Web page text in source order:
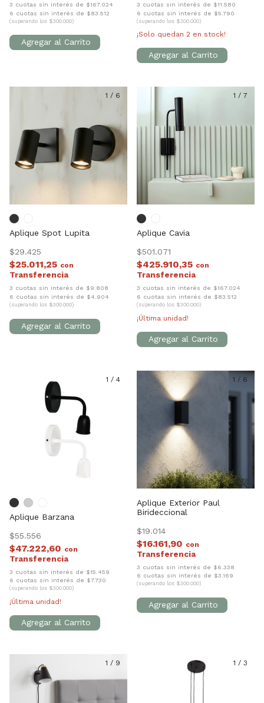
3 cuotas sin interés de $167.024
6 cuotas sin interés de $83.512
(superando los $300.000)
3 cuotas sin interés de $11.580
6 cuotas sin interés de $5.790
(superando los $300.000)
¡Solo quedan 2 en stock!
1 / 6
Aplique Spot Lupita
$29.425
$25.011,25 con
3 cuotas sin interés de $9.808
6 cuotas sin interés de $4.904
(superando los $300.000)
1 / 7
Aplique Cavia
$501.071
$425.910,35 con
3 cuotas sin interés de $167.024
6 cuotas sin interés de $83.512
(superando los $300.000)
¡Última unidad!
1 / 4
Aplique Barzana
$55.556
$47.222,60 con
3 cuotas sin interés de $15.459
6 cuotas sin interés de $7.730
(superando los $300.000)
¡Última unidad!
1 / 6
Aplique Exterior Paul
Birideccional
$19.014
$16.161,90 con
3 cuotas sin interés de $6.338
6 cuotas sin interés de $3.169
(superando los $300.000)
1 / 9 1 / 3